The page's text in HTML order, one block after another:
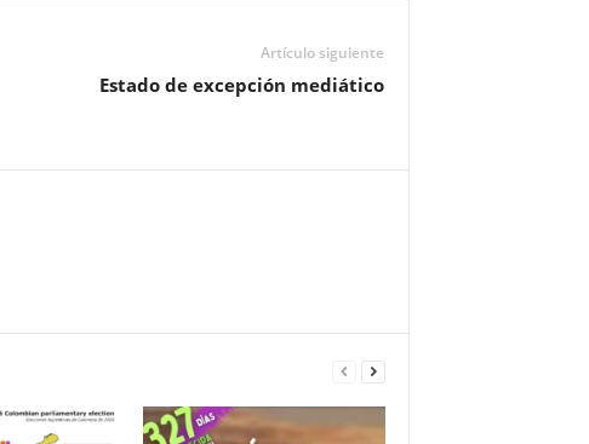
Artículo siguiente
Estado de excepción mediático